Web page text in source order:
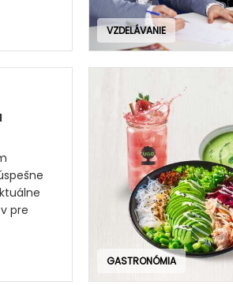
VZDELÁVANIE
pre
GASTRONÓMIA